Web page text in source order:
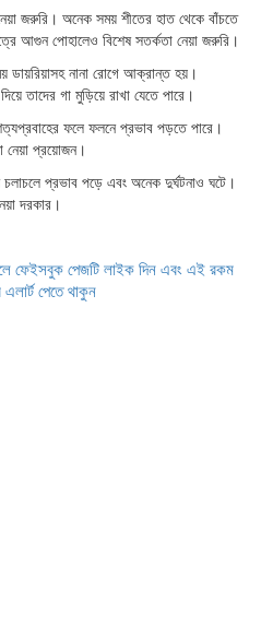
জরুরি। অনেক সময় শীতের হাত থেকে বাঁচতে
আগুন পোহালেও বিশেষ সতর্কতা নেয়া জরুরি।
নানা রোগে আক্রান্ত হয়।
তাদের গা মুড়িয়ে রাখা যেতে পারে।
ফলে ফলনে প্রভাব পড়তে পারে।
নেয়া প্রয়োজন।
প্রভাব পড়ে এবং অনেক দুর্ঘটনাও ঘটে।
দরকার।
ফেইসবুক পেজটি লাইক দিন এবং এই রকম
পেতে থাকুন